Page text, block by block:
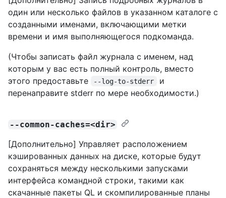
один или несколько файлов в указанном каталоге с
созданными именами, включающими метки
времени и имя выполняющегося подкоманда.
(Чтобы записать файл журнала с именем, над
которым у вас есть полный контроль, вместо
этого предоставьте
--log-to-stderr
и
перенаправите stderr по мере необходимости.)
--common-caches=<dir>
[Дополнительно] Управляет расположением
кэшированных данных на диске, которые будут
сохраняться между несколькими запусками
интерфейса командной строки, такими как
скачанные пакеты QL и скомпилированные планы